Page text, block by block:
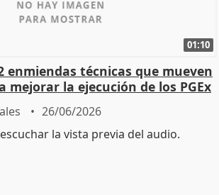
01:10
enmiendas técnicas que mueven
mejorar la ejecución de los PGEx
26/06/2026